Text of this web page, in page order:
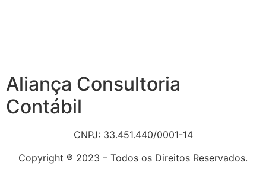
Aliança Consultoria
Contábil
CNPJ: 33.451.440/0001-14
Copyright ® 2023 – Todos os Direitos Reservados.